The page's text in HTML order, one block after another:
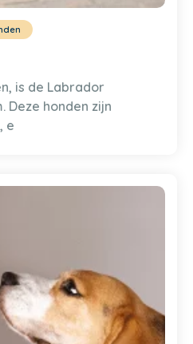
is de Labrador
Deze honden zijn
e